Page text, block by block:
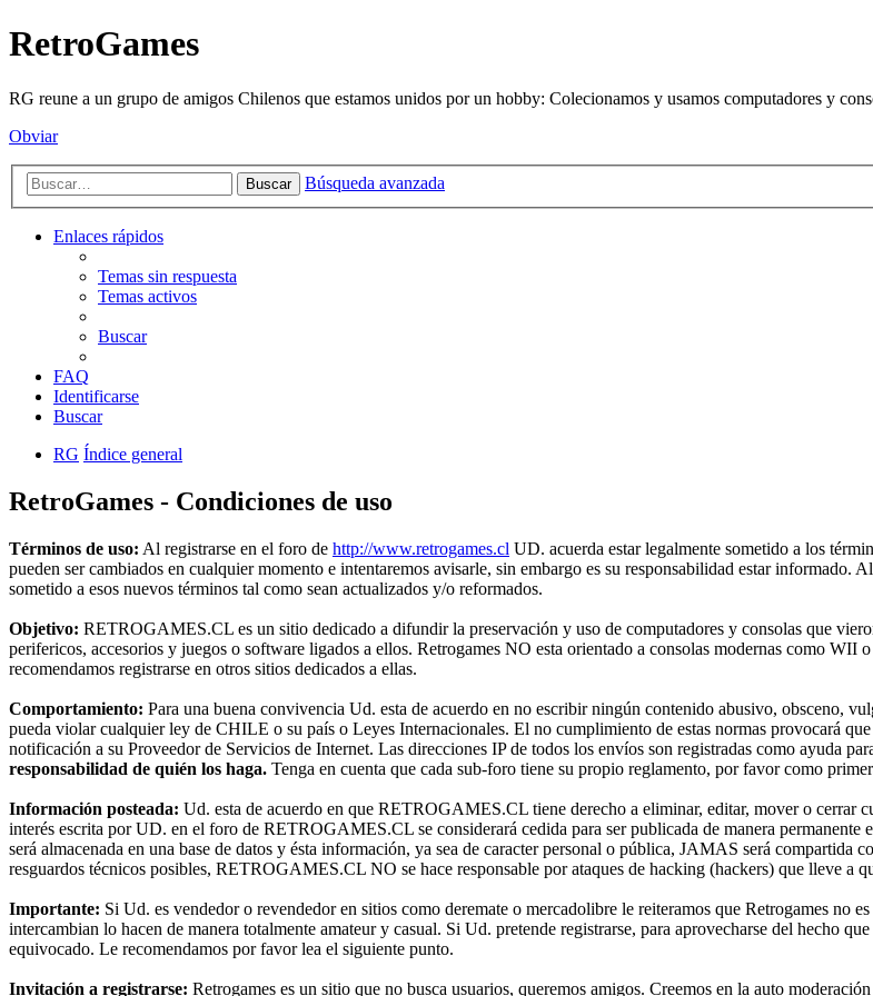
RetroGames
RG reune a un grupo de amigos Chilenos que estamos unidos por un hobby: Colecionamos y usamos computadores y
Obviar
Buscar Búsqueda avanzada
Enlaces rápidos
Temas sin respuesta
Temas activos
Buscar
FAQ
Identificarse
Buscar
RG Índice general
RetroGames - Condiciones de uso
Términos de uso: Al registrarse en el foro de http://www.retrogames.cl UD. acuerda estar legalmente sometido a los
pueden ser cambiados en cualquier momento e intentaremos avisarle, sin embargo es su responsabilidad estar
sometido a esos nuevos términos tal como sean actualizados y/o reformados.
Objetivo: RETROGAMES.CL es un sitio dedicado a difundir la preservación y uso de computadores y consolas que
perifericos, accesorios y juegos o software ligados a ellos. Retrogames NO esta orientado a consolas modernas como WII
recomendamos registrarse en otros sitios dedicados a ellas.
Comportamiento: Para una buena convivencia Ud. esta de acuerdo en no escribir ningún contenido abusivo, obsceno,
pueda violar cualquier ley de CHILE o su país o Leyes Internacionales. El no cumplimiento de estas normas provocará
notificación a su Proveedor de Servicios de Internet. Las direcciones IP de todos los envíos son registradas como ayuda
responsabilidad de quién los haga. Tenga en cuenta que cada sub-foro tiene su propio reglamento, por favor como
Información posteada: Ud. esta de acuerdo en que RETROGAMES.CL tiene derecho a eliminar, editar, mover o cerrar
interés escrita por UD. en el foro de RETROGAMES.CL se considerará cedida para ser publicada de manera
será almacenada en una base de datos y ésta información, ya sea de caracter personal o pública, JAMAS será compartida
resguardos técnicos posibles, RETROGAMES.CL NO se hace responsable por ataques de hacking (hackers) que lleve a
Importante: Si Ud. es vendedor o revendedor en sitios como deremate o mercadolibre le reiteramos que Retrogames no
intercambian lo hacen de manera totalmente amateur y casual. Si Ud. pretende registrarse, para aprovecharse del hecho
equivocado. Le recomendamos por favor lea el siguiente punto.
Invitación a registrarse: Retrogames es un sitio que no busca usuarios, queremos amigos. Creemos en la auto